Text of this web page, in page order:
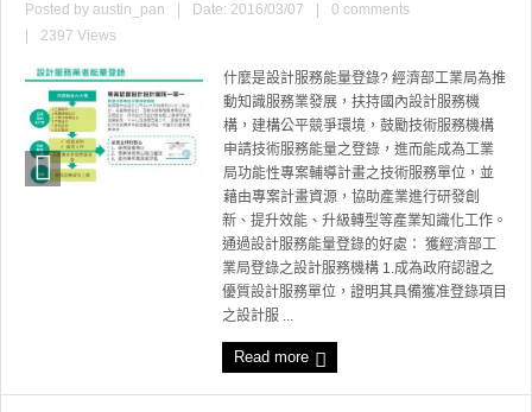
Posted by austin_pan Date: 2016/03/07
0 comments
2397 Views
什麼是設計服務能量登錄? 經濟部工業局為推
動知識服務業發展，扶持國內設計服務機
構，建構公平競爭環境，鼓勵技術服務機構
申請技術服務能量之登錄，進而能成為工業
局功能性專案輔導計畫之技術服務單位，並
藉由專案計畫資源，協助產業進行研發創
新、提升效能、升級轉型等產業知識化工作。
通過設計服務能量登錄的好處： 獲經濟部工
業局登錄之設計服務機構 1.成為政府認證之
優質設計服務單位，證明其具備獲准登錄項目
之設計服 ...
Read more